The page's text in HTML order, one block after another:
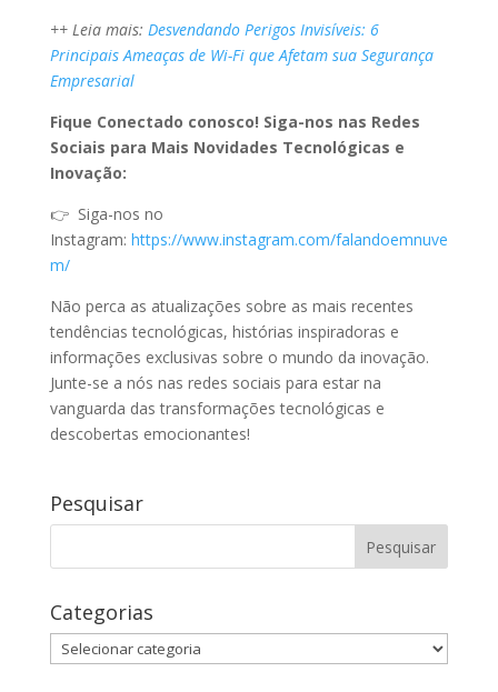
++ Leia mais: Desvendando Perigos Invisíveis: 6
Principais Ameaças de Wi-Fi que Afetam sua Segurança
Empresarial
Fique Conectado conosco! Siga-nos nas Redes
Sociais para Mais Novidades Tecnológicas e
Inovação:
👉 Siga-nos no
Instagram: https://www.instagram.com/falandoemnuve
m/
Não perca as atualizações sobre as mais recentes
tendências tecnológicas, histórias inspiradoras e
informações exclusivas sobre o mundo da inovação.
Junte-se a nós nas redes sociais para estar na
vanguarda das transformações tecnológicas e
descobertas emocionantes!
Pesquisar
Categorias
Categorias